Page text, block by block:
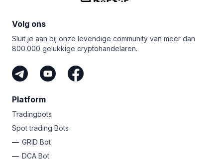
Volg ons
Sluit je aan bij onze levendige community van meer dan
800.000 gelukkige cryptohandelaren.
Platform
Tradingbots
Spot trading Bots
GRID Bot
DCA Bot